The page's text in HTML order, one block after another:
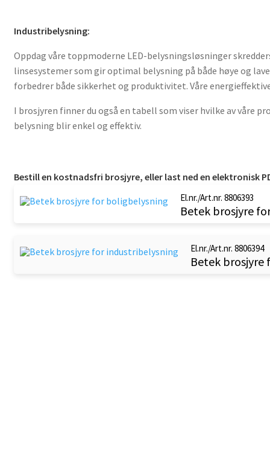
Industribelysning:
Oppdag våre toppmoderne LED-belysningsløsninger
linsesystemer som gir optimal belysning på både høye og
forbedrer både sikkerhet og produktivitet. Våre
I brosjyren finner du også en tabell som viser hvilke av våre
belysning blir enkel og effektiv.
Bestill en kostnadsfri brosjyre, eller last ned en elektronisk
El.nr./Art.nr. 8806393
Betek brosjyre
El.nr./Art.nr. 8806394
Betek brosjyre